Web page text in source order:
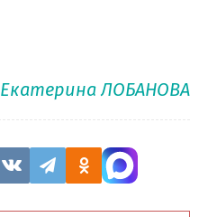
Екатерина ЛОБАНОВА